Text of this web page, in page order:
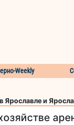
Weekly
Ярославле и